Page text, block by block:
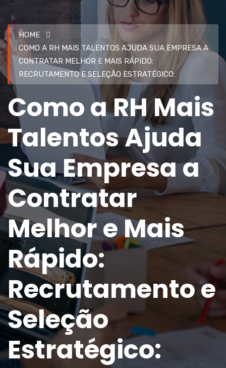
HOME
COMO A RH MAIS TALENTOS AJUDA SUA EMPRESA A
CONTRATAR MELHOR E MAIS RÁPIDO:
RECRUTAMENTO E SELEÇÃO ESTRATÉGICO:
Como a RH Mais
Talentos Ajuda
Sua Empresa a
Contratar
Melhor e Mais
Rápido:
Recrutamento e
Seleção
Estratégico: